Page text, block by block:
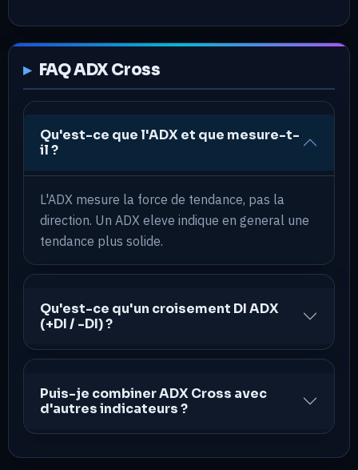
FAQ ADX Cross
Qu'est-ce que l'ADX et que mesure-t-
il ?
L'ADX mesure la force de tendance, pas la
direction. Un ADX eleve indique en general une
tendance plus solide.
Qu'est-ce qu'un croisement DI ADX
(+DI / -DI) ?
Puis-je combiner ADX Cross avec
d'autres indicateurs ?